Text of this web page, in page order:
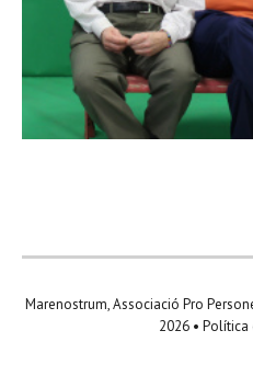
Marenostrum, Associació Pro
2026 • Política